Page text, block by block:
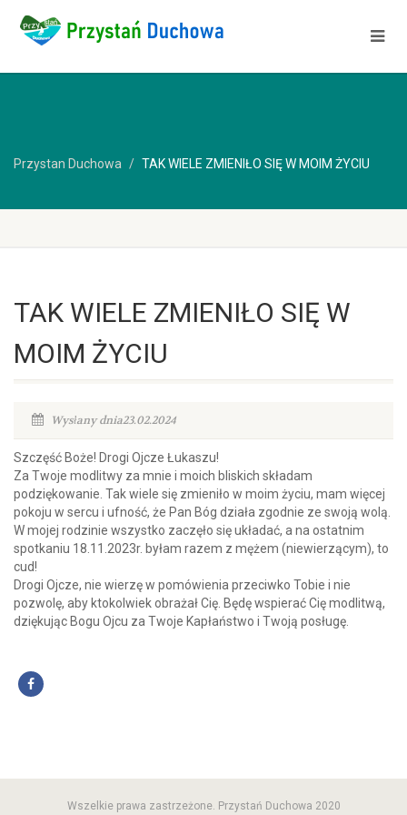
Przystan Duchowa TAK WIELE ZMIENIŁO SIĘ W MOIM ŻYCIU
TAK WIELE ZMIENIŁO SIĘ W
MOIM ŻYCIU
Wysłany dnia23.02.2024
Szczęść Boże! Drogi Ojcze Łukaszu!
Za Twoje modlitwy za mnie i moich bliskich składam
podziękowanie. Tak wiele się zmieniło w moim życiu, mam więcej
pokoju w sercu i ufność, że Pan Bóg działa zgodnie ze swoją wolą.
W mojej rodzinie wszystko zaczęło się układać, a na ostatnim
spotkaniu 18.11.2023r. byłam razem z mężem (niewierzącym), to
cud!
Drogi Ojcze, nie wierzę w pomówienia przeciwko Tobie i nie
pozwolę, aby ktokolwiek obrażał Cię. Będę wspierać Cię modlitwą,
dziękując Bogu Ojcu za Twoje Kapłaństwo i Twoją posługę.
Wszelkie prawa zastrzeżone. Przystań Duchowa 2020